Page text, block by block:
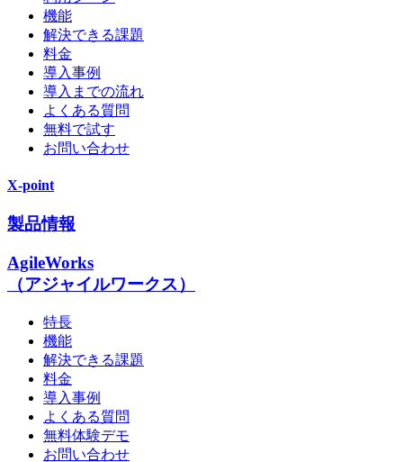
機能
解決できる課題
料金
導入事例
導入までの流れ
よくある質問
無料で試す
お問い合わせ
X-point
製品情報
AgileWorks
（アジャイルワークス）
特長
機能
解決できる課題
料金
導入事例
よくある質問
無料体験デモ
お問い合わせ